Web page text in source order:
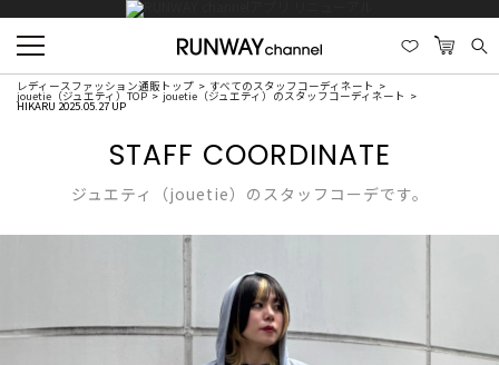
レディースファッション通販トップ すべてのスタッフコーディネート
jouetie（ジュエティ）TOP jouetie（ジュエティ）のスタッフコーディネート
HIKARU 2025.05.27 UP
STAFF COORDINATE
ジュエティ（jouetie）のスタッフコーデです。